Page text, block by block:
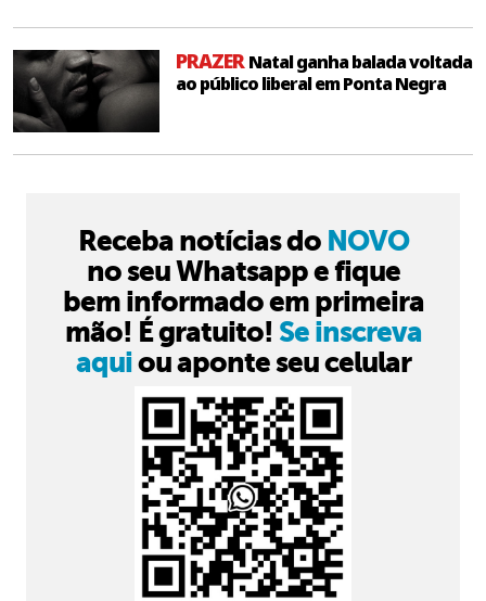
PRAZERNatal ganha balada voltada
ao público liberal em Ponta Negra
Receba notícias do NOVO
no seu Whatsapp e fique
bem informado em primeira
mão! É gratuito! Se inscreva
aquiou aponte seu celular